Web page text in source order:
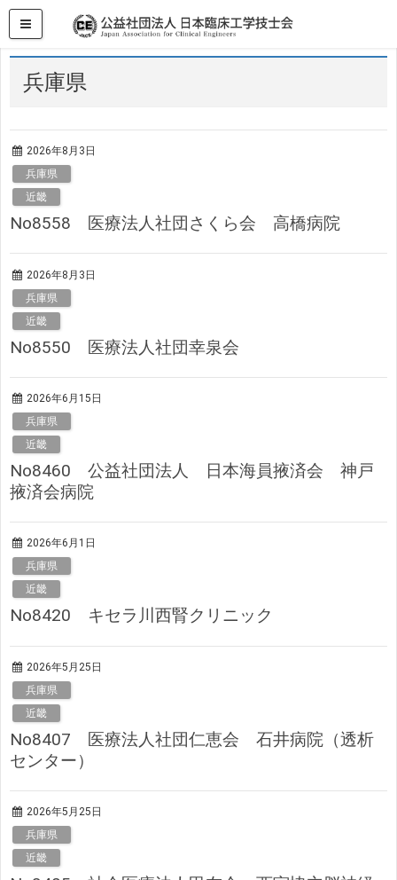
HOME 求人・求職情報 近畿 兵庫県
兵庫県
2026年8月3日
兵庫県
近畿
No8558 医療法人社団さくら会 高橋病院
2026年8月3日
兵庫県
近畿
No8550 医療法人社団幸泉会
2026年6月15日
兵庫県
近畿
No8460 公益社団法人 日本海員掖済会 神戸
掖済会病院
2026年6月1日
兵庫県
近畿
No8420 キセラ川西腎クリニック
2026年5月25日
兵庫県
近畿
No8407 医療法人社団仁恵会 石井病院（透析
センター）
2026年5月25日
兵庫県
近畿